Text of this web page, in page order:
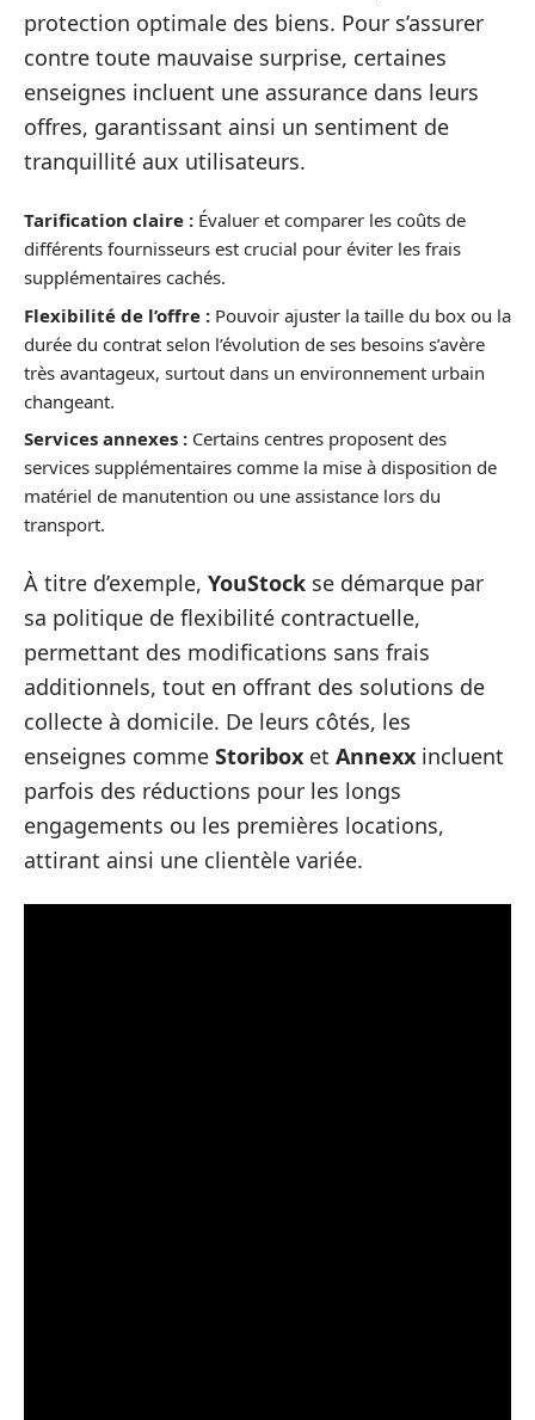
protection optimale des biens. Pour s’assurer
contre toute mauvaise surprise, certaines
enseignes incluent une assurance dans leurs
offres, garantissant ainsi un sentiment de
tranquillité aux utilisateurs.
Tarification claire : Évaluer et comparer les coûts de
différents fournisseurs est crucial pour éviter les frais
supplémentaires cachés.
Flexibilité de l’offre : Pouvoir ajuster la taille du box ou la
durée du contrat selon l’évolution de ses besoins s’avère
très avantageux, surtout dans un environnement urbain
changeant.
Services annexes : Certains centres proposent des
services supplémentaires comme la mise à disposition de
matériel de manutention ou une assistance lors du
transport.
À titre d’exemple, YouStock se démarque par
sa politique de flexibilité contractuelle,
permettant des modifications sans frais
additionnels, tout en offrant des solutions de
collecte à domicile. De leurs côtés, les
enseignes comme Storibox et Annexx incluent
parfois des réductions pour les longs
engagements ou les premières locations,
attirant ainsi une clientèle variée.